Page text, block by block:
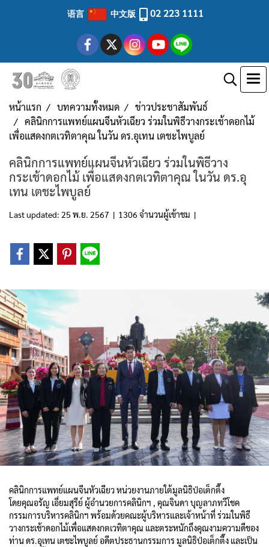
语言 中文版 02 223 1111
หน้าแรก บทความทั้งหมด
ข่าวประชาสัมพันธ์
คลินิกการแพทย์แผนจีนหัวเฉียว ร่วมในพิธีวางกระเช้าดอกไม้
เพื่อแสดงกตเวทิตาคุณ ในวัน ดร.อุเทน เตชะไพบูลย์
คลินิกการแพทย์แผนจีนหัวเฉียว ร่วมในพิธีวาง
กระเช้าดอกไม้ เพื่อแสดงกตเวทิตาคุณ ในวัน ดร.อุ
เทน เตชะไพบูลย์
Last updated: 25 พ.ย. 2567 | 1306 จำนวนผู้เข้าชม |
คลินิกการแพทย์แผนจีนหัวเฉียว หน่วยงานภายใต้มูลนิธิป่อเต็กตึ๊ง
โดยคุณอรัญ เอี่ยมสุรีย์ ผู้อำนวยการคลินิกฯ , คุณจินดา บุญลาภทวีโชค
กรรมการบริหารคลินิกฯ พร้อมด้วยคณะผู้บริหารและเจ้าหน้าที่ ร่วมในพิธี
วางกระเช้าดอกไม้เพื่อแสดงกตเวทิตาคุณ และตระหนักถึงคุณงามความดีของ
ท่าน ดร.อุเทน เตชะไพบูลย์ อดีตประธานกรรมการ มูลนิธิป่อเต็กตึ๊ง และเป็น